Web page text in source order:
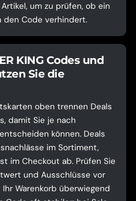
um zu prüfen, ob ein
den Code verhindert.
KING Codes und
Sie die
oben trennen Deals
damit Sie je nach
können. Deals
im Sortiment,
im Checkout ab. Prüfen Sie
und Ausschlüsse vor
Ihr Warenkorb überwiegend